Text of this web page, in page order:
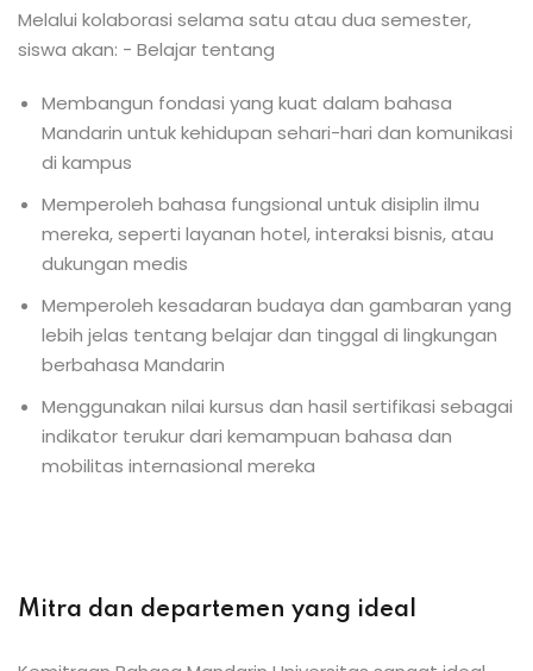
Melalui kolaborasi selama satu atau dua semester,
siswa akan: - Belajar tentang
Membangun fondasi yang kuat dalam bahasa
Mandarin untuk kehidupan sehari-hari dan komunikasi
di kampus
Memperoleh bahasa fungsional untuk disiplin ilmu
mereka, seperti layanan hotel, interaksi bisnis, atau
dukungan medis
Memperoleh kesadaran budaya dan gambaran yang
lebih jelas tentang belajar dan tinggal di lingkungan
berbahasa Mandarin
Menggunakan nilai kursus dan hasil sertifikasi sebagai
indikator terukur dari kemampuan bahasa dan
mobilitas internasional mereka
Mitra dan departemen yang ideal